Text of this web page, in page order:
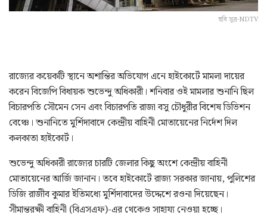
ছবি সূত্র-NDTV
রাজ্যের কয়েকটি স্থানে অশান্তির অভিযোগ এনে হাইকোর্টে মামলা দায়ের
করেন বিজেপি বিধায়ক শুভেন্দু অধিকারী। শনিবার ওই মামলার শুনানি ছিল
বিচারপতি সৌমেন সেন এবং বিচারপতি রাজা বসু চৌধুরীর বিশেষ ডিভিশন
বেঞ্চে। শুনানিতে মুর্শিদাবাদে কেন্দ্রীয় বাহিনী মোতায়েনের নির্দেশ দিল
কলকাতা হাইকোর্ট।
শুভেন্দু অধিকারী রাজ্যের চারটি জেলার কিছু অংশে কেন্দ্রীয় বাহিনী
মোতায়েনের আর্জি জানান। তবে হাইকোর্টে রাজ্য সরকার জানায়, পুলিশের
ডিজি রাজীব কুমার ইতিমধ্যে মুর্শিদাবাদের উদ্দেশে রওনা দিয়েছেন।
সীমান্তরক্ষী বাহিনী (বিএসএফ)-এর থেকেও সাহায্য নেওয়া হচ্ছে।